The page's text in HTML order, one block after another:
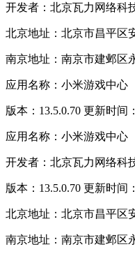
开发者：北京瓦力网络科
北京地址：北京市昌平区
南京地址：南京市建邺区
应用名称：小米游戏中心
版本：13.5.0.70 更新时间
应用名称：小米游戏中心
开发者：北京瓦力网络科
版本：13.5.0.70 更新时间
北京地址：北京市昌平区
南京地址：南京市建邺区